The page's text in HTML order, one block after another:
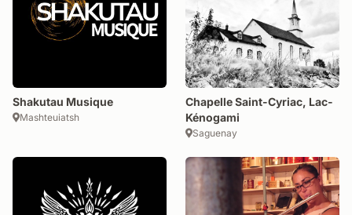
Shakutau Musique
Mashteuiatsh
Chapelle Saint-Cyriac, Lac-
Kénogami
Saguenay